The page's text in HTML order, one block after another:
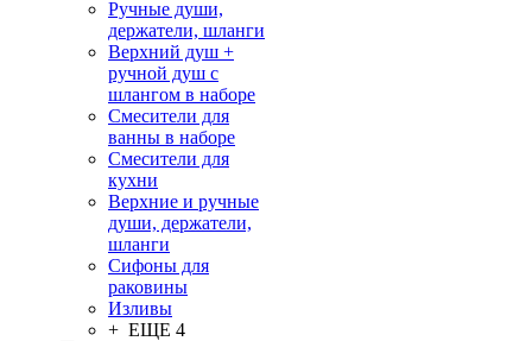
Ручные души,
держатели, шланги
Верхний душ +
ручной душ с
шлангом в наборе
Смесители для
ванны в наборе
Смесители для
кухни
Верхние и ручные
души, держатели,
шланги
Сифоны для
раковины
Изливы
+ ЕЩЕ 4